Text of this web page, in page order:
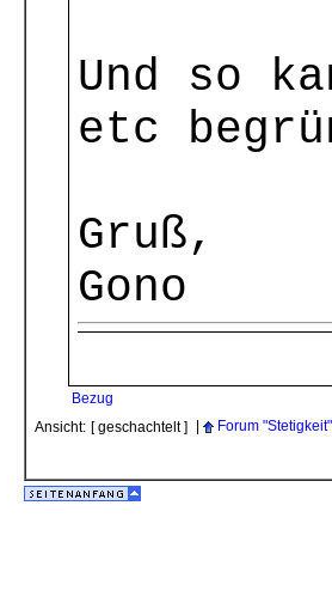
Und so
etc
Gruß,
Gono
Bezug
Ansicht: [ geschachtelt ] Forum "Stetigkeit"